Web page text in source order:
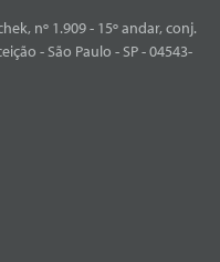
nº 1.909 - 15º andar, conj.
- São Paulo - SP - 04543-